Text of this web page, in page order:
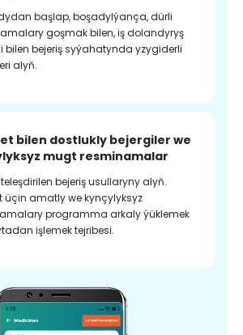
başlap, boşadylýança, dürli
goşmak bilen, iş dolandyryş
bilen bejeriş syýahatynda yzygiderli
alyň.
bilen dostlukly bejergiler we
mugt resminamalar
bejeriş usullaryny alyň.
üçin amatly we kynçylyksyz
programma arkaly ýüklemek
işlemek tejribesi.